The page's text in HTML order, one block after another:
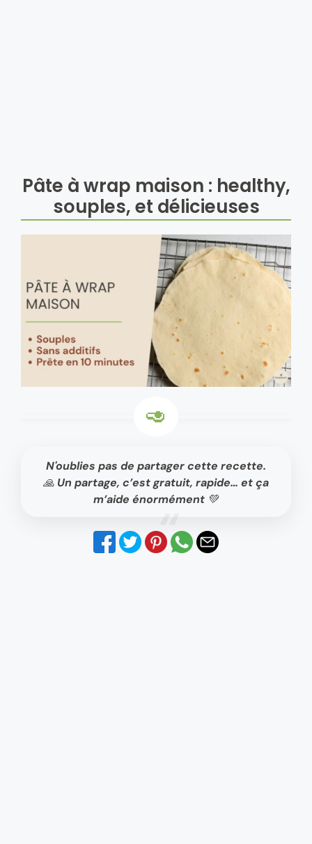
Pâte à wrap maison : healthy,
souples, et délicieuses
N'oublies pas de partager cette recette.
🙏 Un partage, c’est gratuit, rapide… et ça
m’aide énormément 💚